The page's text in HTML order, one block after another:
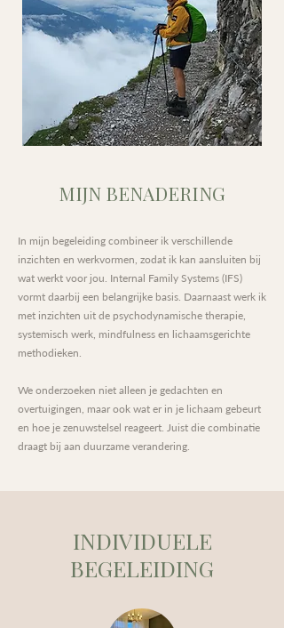
MIJN BENADERING
In mijn begeleiding combineer ik verschillende
inzichten en werkvormen, zodat ik kan aansluiten bij
wat werkt voor jou. Internal Family Systems (IFS)
vormt daarbij een belangrijke basis. Daarnaast werk ik
met inzichten uit de psychodynamische therapie,
systemisch werk, mindfulness en lichaamsgerichte
methodieken.
We onderzoeken niet alleen je gedachten en
overtuigingen, maar ook wat er in je lichaam gebeurt
en hoe je zenuwstelsel reageert. Juist die combinatie
draagt bij aan duurzame verandering.
INDIVIDUELE
BEGELEIDING